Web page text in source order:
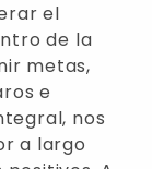
el
de la
metas,
e
nos
a largo